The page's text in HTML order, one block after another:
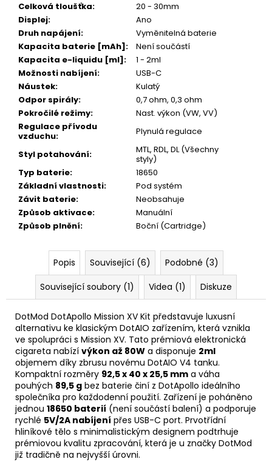
Celková tloušťka:
20 - 30mm
Displej:
Ano
Druh napájení:
Vyměnitelná baterie
Kapacita baterie [mAh]:
Není součástí
Kapacita e-liquidu [ml]:
1 - 2ml
Možnosti nabíjení:
USB-C
Náustek:
Kulatý
Odpor spirály:
0,7 ohm, 0,3 ohm
Pokročilé režimy:
Nast. výkon (VW, VV)
Regulace přívodu
vzduchu:
Plynulá regulace
Styl potahování:
MTL, RDL, DL (Všechny
styly)
Typ baterie:
18650
Základní vlastnosti:
Pod systém
Závit baterie:
Neobsahuje
Způsob aktivace:
Manuální
Způsob plnění: Boční (Cartridge)
Popis Související (6)
Podobné (3)
Související soubory (1)
Videa (1) Diskuze
DotMod DotApollo Mission XV Kit představuje luxusní
alternativu ke klasickým DotAIO zařízením, která vznikla
ve spolupráci s Mission XV. Tato prémiová elektronická
cigareta nabízí výkon až 80W a disponuje 2ml
objemem díky zbrusu novému DotAIO V4 tanku.
Kompaktní rozměry 92,5 x 40 x 25,5 mm a váha
pouhých 89,5 g bez baterie činí z DotApollo ideálního
společníka pro každodenní použití. Zařízení je poháněno
jednou 18650 baterií (není součástí balení) a podporuje
rychlé 5V/2A nabíjení přes USB-C port. Prvotřídní
hliníkové tělo s minimalistickým designem podtrhuje
prémiovou kvalitu zpracování, která je u značky DotMod
již tradičně na nejvyšší úrovni.